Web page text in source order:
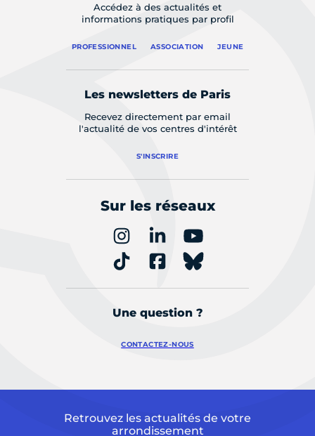
Accédez à des actualités et
informations pratiques par profil
PROFESSIONNEL ASSOCIATION JEUNE
Les newsletters de Paris
Recevez directement par email
l'actualité de vos centres d'intérêt
S'INSCRIRE
Sur les réseaux
Une question ?
CONTACTEZ-NOUS
Retrouvez les actualités de votre
arrondissement